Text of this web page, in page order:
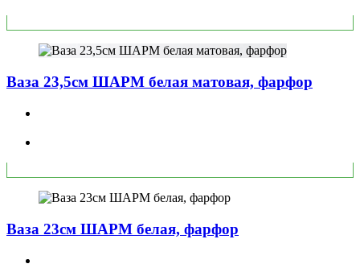
Ваза 23,5см ШАРМ белая матовая, фарфор
Ваза 23см ШАРМ белая, фарфор